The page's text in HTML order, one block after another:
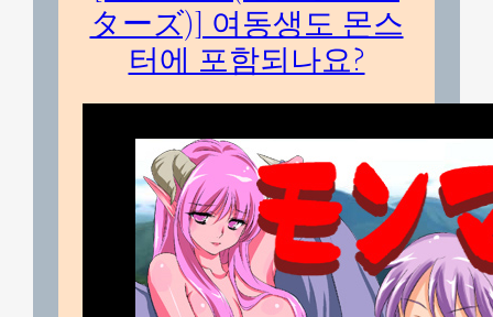
ターズ)] 여동생도 몬스
터에 포함되나요?